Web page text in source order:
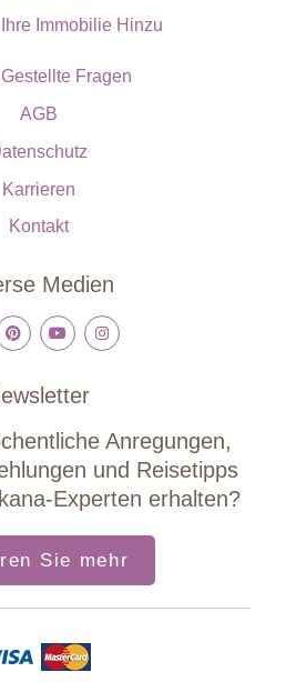
Immobilie Hinzu
Fragen
AGB
Karrieren
Kontakt
Medien
Anregungen,
und Reisetipps
Experten erhalten?
Sie mehr